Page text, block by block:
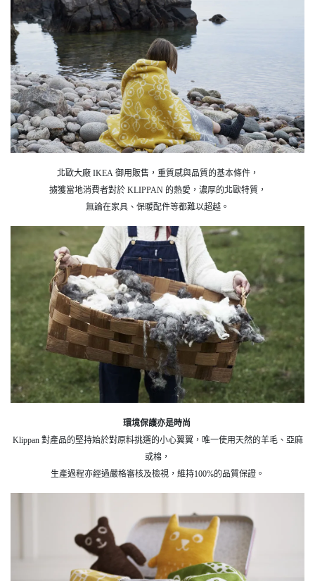
北歐大廠 IKEA 御用販售，重質感與品質的基本條件，
擄獲當地消費者對於 KLIPPAN 的熱愛，濃厚的北歐特質，
無論在家具、保暖配件等都難以超越。
環境保護亦是時尚
Klippan 對產品的堅持始於對原料挑選的小心翼翼，唯一使用天然的羊毛、亞麻
或棉，
生產過程亦經過嚴格審核及檢視，維持100%的品質保證。